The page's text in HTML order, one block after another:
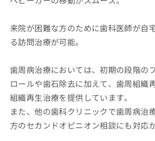
来院が困難な方のために歯科医師が自
る訪問治療が可能。
歯周病治療においては、初期の段階の
ロールや歯石除去に加えて、歯周組織
組織再生治療を提供しています。
また、他の歯科クリニックで歯周病治
方のセカンドオピニオン相談にも対応